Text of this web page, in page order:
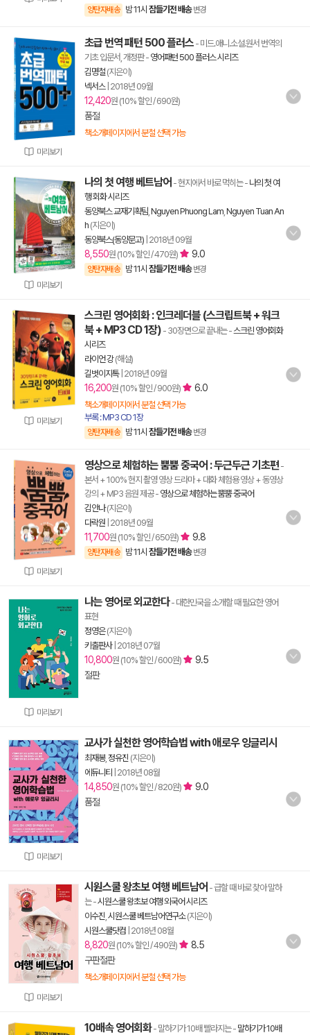
양탄자배송
밤 11시 잠들기전 배송 변경
미리보기
초급 번역 패턴 500 플러스 - 미드.애니.소설.원서 번역의
기초 입문서, 개정판- 영어패턴 500 플러스 시리즈
김명철 (지은이)
넥서스| 2018년 09월
12,420원 (10% 할인 / 690원)
품절
책소개페이지에서 분철 선택 가능
미리보기
나의 첫 여행 베트남어 - 현지에서 바로 먹히는- 나의 첫 여
행 회화 시리즈
동양북스 교재기획팀 Nguyen Phuong Lam Nguyen Tuan An
h (지은이)
동양북스(동양문고) 2018년 09월
8,550원 (10% 할인 / 470원) 9.0
양탄자배송 밤 11시 잠들기전 배송 변경
미리보기
스크린 영어회화 : 인크레더블 (스크립트북 + 워크
북 + MP3 CD 1장) - 30장면으로 끝내는-스크린 영어회화
시리즈
라이언 강(해설)
길벗이지톡| 2018년 09월
16,200원 (10% 할인 / 900원) 6.0
책소개페이지에서 분철 선택 가능
부록 : MP3 CD 1장
양탄자배송 밤 11시 잠들기전 배송 변경
미리보기
영상으로 체험하는 뿜뿜 중국어 : 두근두근 기초편 -
본서 + 100% 현지 촬영 영상 드라마 + 대화 체험용 영상 + 동영상
강의 + MP3 음원 제공- 영상으로 체험하는 뿜뿜 중국어
김안나(지은이)
다락원 2018년 09월
11,700원 (10% 할인 / 650원) 9.8
양탄자배송 밤 11시 잠들기전 배송 변경
미리보기
나는 영어로 외교한다- 대한민국을 소개할 때 필요한 영어
표현
정영은(지은이)
키출판사| 2018년 07월
10,800원 (10% 할인 / 600원)
9.5
절판
미리보기
교사가 실천한 영어학습법 with 애로우 잉글리시
최재봉, 정유진 (지은이)
에듀니티
2018년 08월
14,850원 (10% 할인 / 820원)
9.0
품절
미리보기
시원스쿨 왕초보 여행 베트남어 - 급할 때 바로 찾아 말하
는-시원스쿨 왕초보 여행 외국어 시리즈
이수진 시원스쿨 베트남어연구소(지은이)
시원스쿨닷컴 2018년 08월
8,820원 (10% 할인 / 490원)
8.5
구판절판
책소개페이지에서 분철 선택 가능
10배속 영어회화- 말하기가 10배 빨라지는- 말하기가 10배